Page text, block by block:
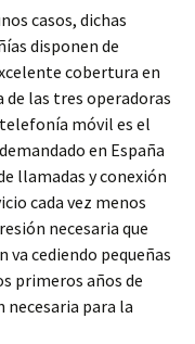
casos, dichas
disponen de
cobertura en
las tres operadoras
móvil es el
en España
llamadas y conexión
cada vez menos
necesaria que
cediendo pequeñas
primeros años de
para la